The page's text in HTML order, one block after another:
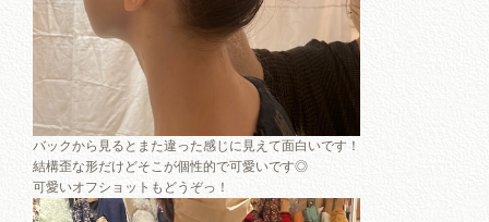
バックから見るとまた違った感じに見えて面白いです！
結構歪な形だけどそこが個性的で可愛いです◎
可愛いオフショットもどうぞっ！